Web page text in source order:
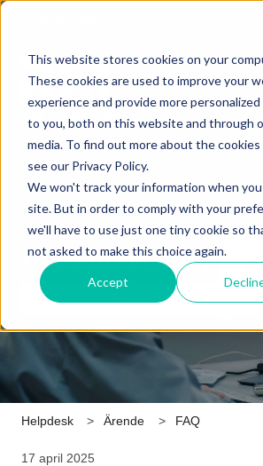
This website stores cookies on your
These cookies are used to improve your
experience and provide more
to you, both on this website and through
media. To find out more about the cookies
see our Privacy Policy.
We won't track your information when
site. But in order to comply with your
we'll have to use just one tiny cookie so
not asked to make this choice again.
Accept
Hur kan vi hjälpa
Helpdesk Ärende FAQ
17 april 2025